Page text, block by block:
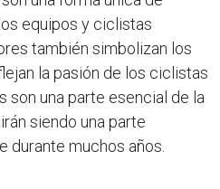
equipos y ciclistas
también simbolizan los
la pasión de los ciclistas
una parte esencial de la
siendo una parte
muchos años.